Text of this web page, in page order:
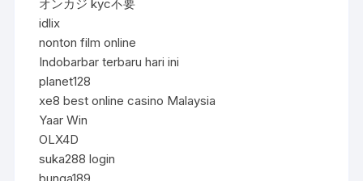
オンカジ kyc不要
idlix
nonton film online
Indobarbar terbaru hari ini
planet128
xe8 best online casino Malaysia
Yaar Win
OLX4D
suka288 login